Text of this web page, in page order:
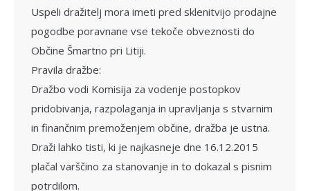
Uspeli dražitelj mora imeti pred sklenitvijo prodajne
pogodbe poravnane vse tekoče obveznosti do
Občine Šmartno pri Litiji.
Pravila dražbe:
Dražbo vodi Komisija za vodenje postopkov
pridobivanja, razpolaganja in upravljanja s stvarnim
in finančnim premoženjem občine, dražba je ustna.
Draži lahko tisti, ki je najkasneje dne 16.12.2015
plačal varščino za stanovanje in to dokazal s pisnim
potrdilom.